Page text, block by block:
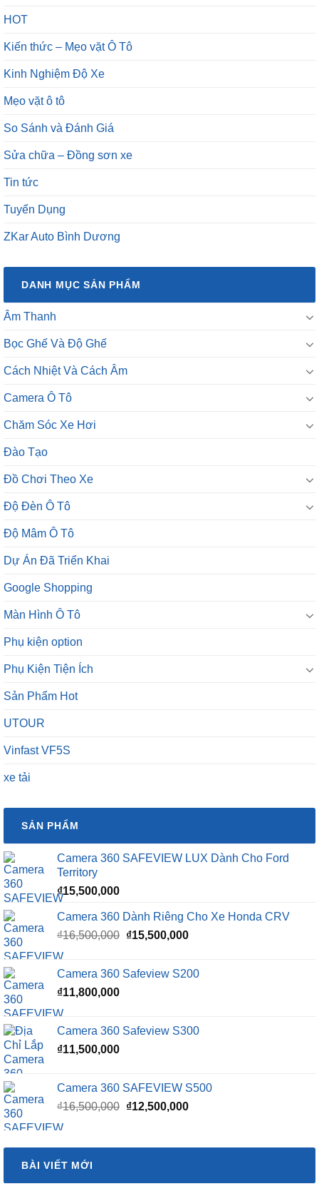
HOT
Kiến thức – Mẹo vặt Ô Tô
Kinh Nghiệm Độ Xe
Mẹo vặt ô tô
So Sánh và Đánh Giá
Sửa chữa – Đồng sơn xe
Tin tức
Tuyển Dụng
ZKar Auto Bình Dương
DANH MỤC SẢN PHẨM
Âm Thanh
Bọc Ghế Và Độ Ghế
Cách Nhiệt Và Cách Âm
Camera Ô Tô
Chăm Sóc Xe Hơi
Đào Tạo
Đồ Chơi Theo Xe
Độ Đèn Ô Tô
Độ Mâm Ô Tô
Dự Án Đã Triển Khai
Google Shopping
Màn Hình Ô Tô
Phụ kiện option
Phụ Kiện Tiện Ích
Sản Phẩm Hot
UTOUR
Vinfast VF5S
xe tải
SẢN PHẨM
Camera 360 SAFEVIEW LUX Dành Cho Ford
Territory
₫15,500,000
Camera 360 Dành Riêng Cho Xe Honda CRV
₫16,500,000 Giá
₫16,500,000.
₫15,500,000Giá
là:
Camera 360 Safeview S200
₫11,800,000
Camera 360 Safeview S300
₫11,500,000
Camera 360 SAFEVIEW S500
₫16,500,000 Giá
₫16,500,000.
₫12,500,000Giá
là:
BÀI VIẾT MỚI